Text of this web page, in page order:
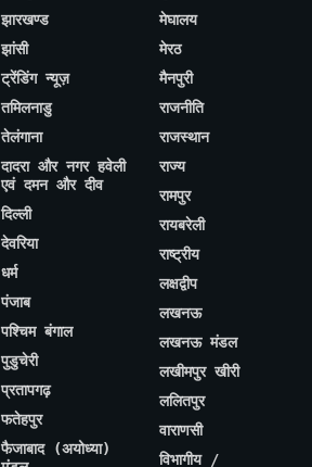
झारखण्ड
झांसी
ट्रेंडिंग न्यूज़
तमिलनाडु
तेलंगाना
दादरा और नगर हवेली
एवं दमन और दीव
दिल्ली
देवरिया
धर्म
पंजाब
पश्चिम बंगाल
पुडुचेरी
प्रतापगढ़
फतेहपुर
फैजाबाद (अयोध्या)
मेघालय
मेरठ
मैनपुरी
राजनीति
राजस्थान
राज्य
रामपुर
रायबरेली
राष्ट्रीय
लक्षद्वीप
लखनऊ
लखनऊ मंडल
लखीमपुर खीरी
ललितपुर
वाराणसी
विभागीय /